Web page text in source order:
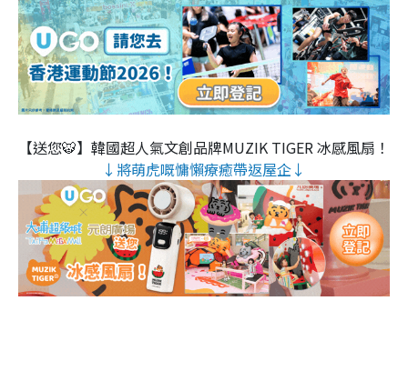
【送您🐯】韓國超人氣文創品牌MUZIK TIGER 冰感風扇！
↓將萌虎嘅慵懶療癒帶返屋企↓